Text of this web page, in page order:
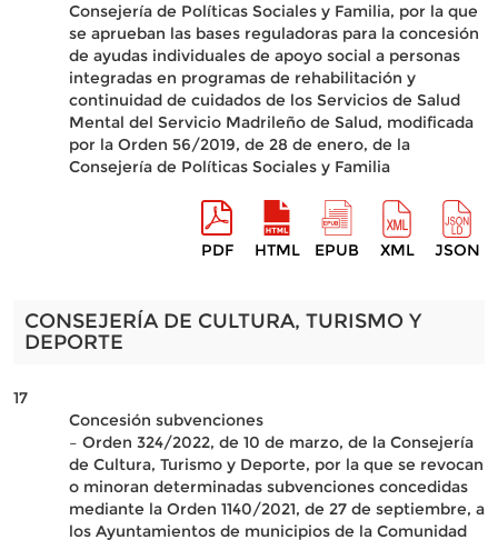
Consejería de Políticas Sociales y Familia, por la que
se aprueban las bases reguladoras para la concesión
de ayudas individuales de apoyo social a personas
integradas en programas de rehabilitación y
continuidad de cuidados de los Servicios de Salud
Mental del Servicio Madrileño de Salud, modificada
por la Orden 56/2019, de 28 de enero, de la
Consejería de Políticas Sociales y Familia
PDF HTML EPUB XML JSON
CONSEJERÍA DE CULTURA, TURISMO Y
DEPORTE
17
Concesión subvenciones
– Orden 324/2022, de 10 de marzo, de la Consejería
de Cultura, Turismo y Deporte, por la que se revocan
o minoran determinadas subvenciones concedidas
mediante la Orden 1140/2021, de 27 de septiembre, a
los Ayuntamientos de municipios de la Comunidad